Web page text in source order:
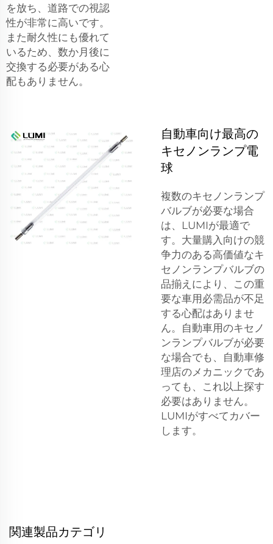
を放ち、道路での視認
性が非常に高いです。
また耐久性にも優れて
いるため、数か月後に
交換する必要がある心
配もありません。
自動車向け最高の
キセノンランプ電
球
複数のキセノンランプ
バルブが必要な場合
は、LUMIが最適で
す。大量購入向けの競
争力のある高価値なキ
セノンランプバルブの
品揃えにより、この重
要な車用必需品が不足
する心配はありませ
ん。自動車用のキセノ
ンランプバルブが必要
な場合でも、自動車修
理店のメカニックであ
っても、これ以上探す
必要はありません。
LUMIがすべてカバー
します。
関連製品カテゴリ